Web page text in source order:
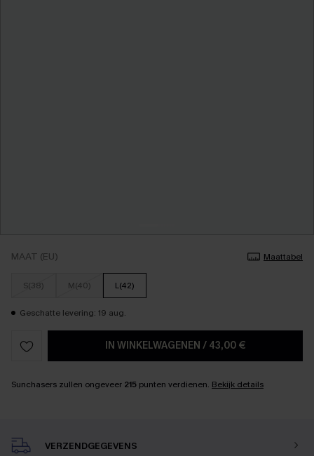
MAAT (EU) Maattabel
S(38) M(40) L(42)
Geschatte levering: 19 aug.
IN WINKELWAGENEN / 43,00 €
Sunchasers zullen ongeveer 215 punten verdienen. Bekijk details
VERZENDGEGEVENS